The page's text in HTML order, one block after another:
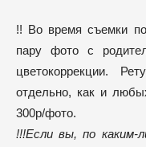
!! Во время съемки
пару фото с
цветокоррекции.
отдельно, как и
300р/фото.
​!!!Если вы, по каким-